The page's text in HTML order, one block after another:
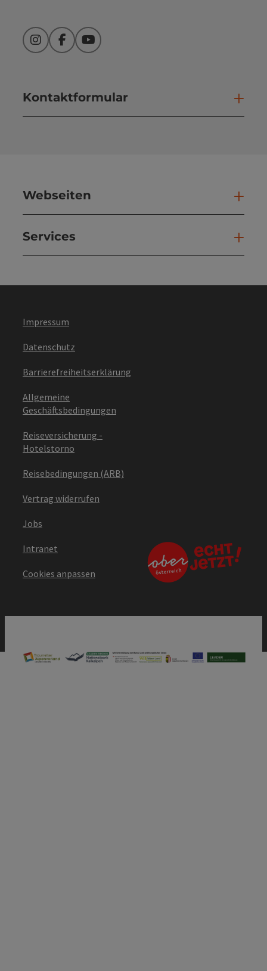
InstagramFacebookYouTube
Kontaktformular
Webseiten
Services
Impressum
Datenschutz
Barrierefreiheitserklärung
Allgemeine
Geschäftsbedingungen
Reiseversicherung -
Hotelstorno
Reisebedingungen (ARB)
Vertrag widerrufen
Jobs
Intranet
Cookies anpassen